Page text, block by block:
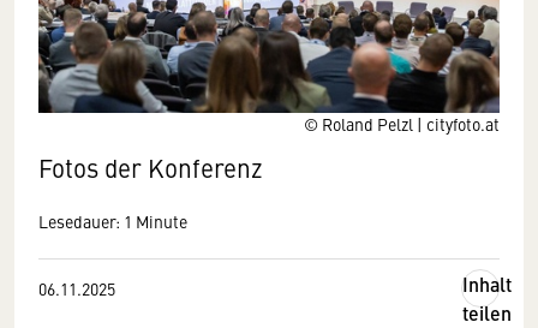
© Roland Pelzl | cityfoto.at
Fotos der Konferenz
Lesedauer: 1 Minute
06.11.2025
Inhalt
teilen